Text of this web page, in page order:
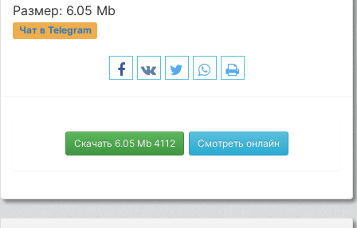
Размер: 6.05 Mb
Чат в Telegram
Скачать 6.05 Mb 4112 Смотреть онлайн